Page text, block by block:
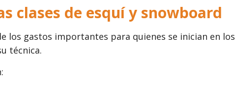
clases de esquí y snowboard
los gastos importantes para quienes se inician en
técnica.